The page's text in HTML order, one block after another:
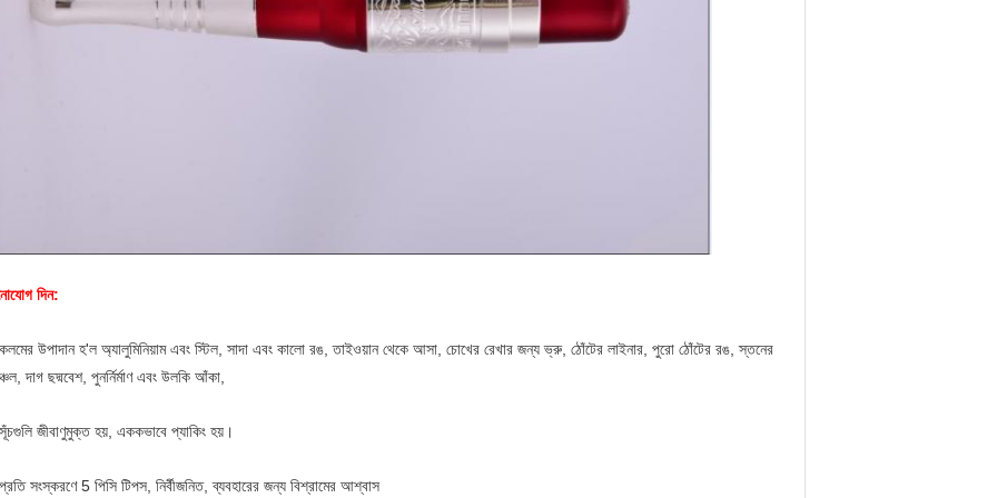
দিন:
উপাদান হ'ল অ্যালুমিনিয়াম এবং স্টিল, সাদা এবং কালো রঙ, তাইওয়ান থেকে আসা, চোখের রেখার জন্য ভ্রু, ঠোঁটের লাইনার, পুরো ঠোঁটের রঙ, স্তনের
দাগ ছদ্মবেশ, পুনর্নির্মাণ এবং উলকি আঁকা,
জীবাণুমুক্ত হয়, এককভাবে প্যাকিং হয়।
সংস্করণে 5 পিসি টিপস, নির্বীজনিত, ব্যবহারের জন্য বিশ্রামের আশ্বাস